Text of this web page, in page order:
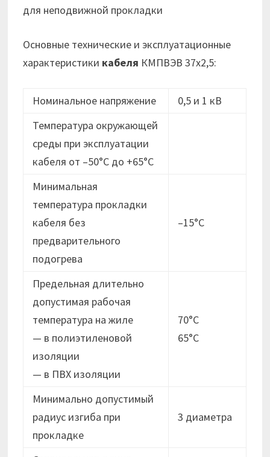
для неподвижной прокладки
Основные технические и эксплуатационные
характеристики кабеля КМПВЭВ 37х2,5:
Номинальное напряжение
0,5 и 1 кВ
Температура окружающей
среды при эксплуатации
кабеля от –50°C до +65°C
Минимальная
температура прокладки
кабеля без
предварительного
подогрева
–15°C
Предельная длительно
допустимая рабочая
температура на жиле
— в полиэтиленовой
изоляции
— в ПВХ изоляции
70°C
65°C
Минимально допустимый
радиус изгиба при
прокладке
3 диаметра